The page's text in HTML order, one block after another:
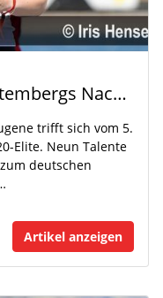
Eugene ruft: Baden-Württembergs Nachwuchs greift nach der Weltspitze
trifft sich vom 5.
Elite. Neun Talente
deutschen
Artikel anzeigen